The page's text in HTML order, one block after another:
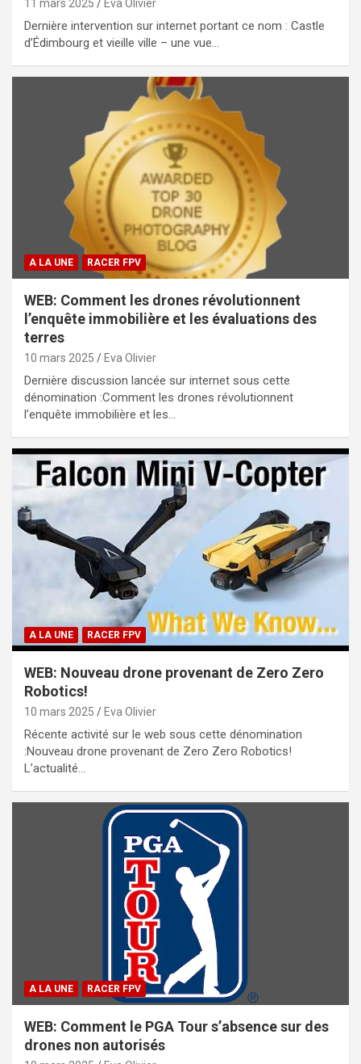
11 mars 2025 Eva Olivier
Dernière intervention sur internet portant ce nom : Castle
d’Édimbourg et vieille ville – une vue…
A LA UNE RACER FPV
WEB: Comment les drones révolutionnent
l’enquête immobilière et les évaluations des
terres
10 mars 2025 Eva Olivier
Dernière discussion lancée sur internet sous cette
dénomination :Comment les drones révolutionnent
l’enquête immobilière et les…
A LA UNE RACER FPV
WEB: Nouveau drone provenant de Zero Zero
Robotics!
10 mars 2025 Eva Olivier
Récente activité sur le web sous cette dénomination
:Nouveau drone provenant de Zero Zero Robotics!
L’actualité…
A LA UNE RACER FPV
WEB: Comment le PGA Tour s’absence sur des
drones non autorisés